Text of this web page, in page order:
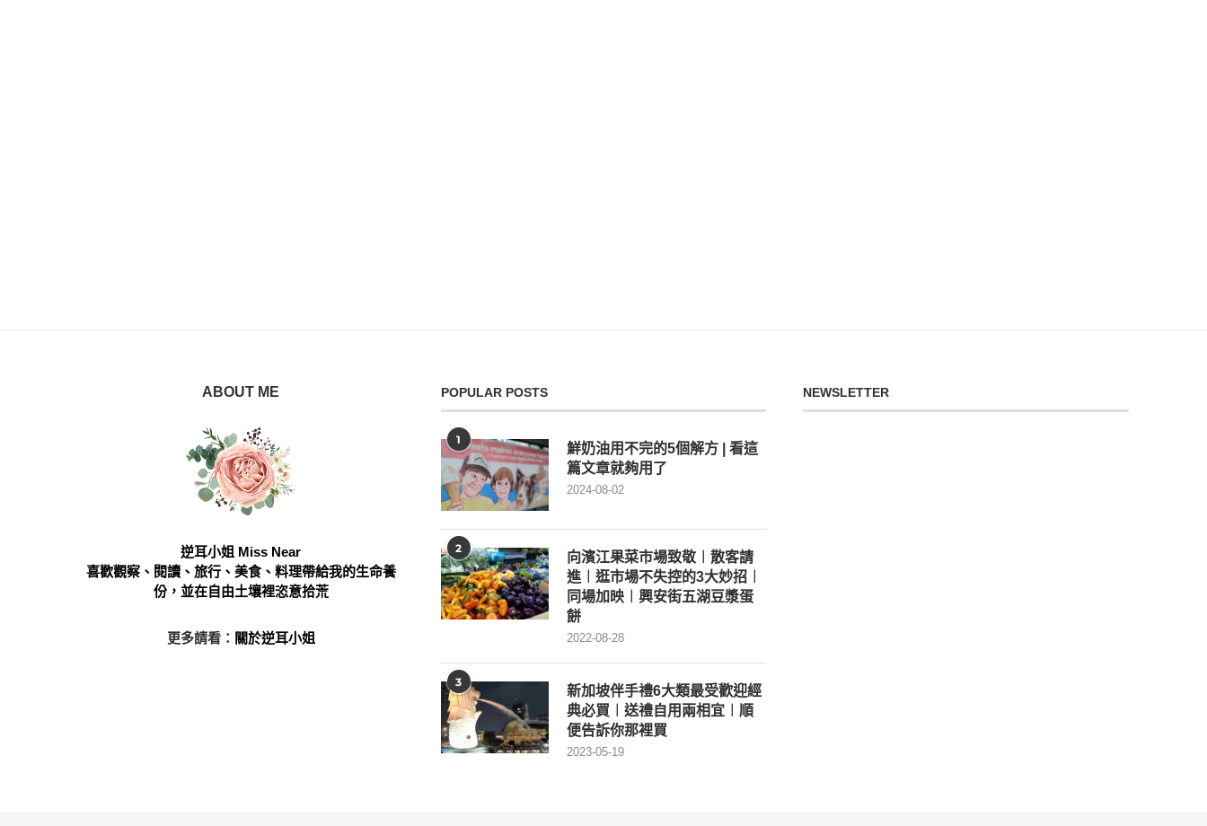
ABOUT ME
逆耳小姐 Miss Near
喜歡觀察、閱讀、旅行、美食、料理帶給我的生命養
份，並在自由土壤裡恣意拾荒
更多請看： 關於逆耳小姐
POPULAR POSTS
1
鮮奶油用不完的5個解方 | 看這
篇文章就夠用了
2024-08-02
2
向濱江果菜市場致敬︱散客請
進︱逛市場不失控的3大妙招︱
同場加映︱興安街五湖豆漿蛋
餅
2022-08-28
3
新加坡伴手禮6大類最受歡迎經
典必買︱送禮自用兩相宜︱順
便告訴你那裡買
2023-05-19
NEWSLETTER